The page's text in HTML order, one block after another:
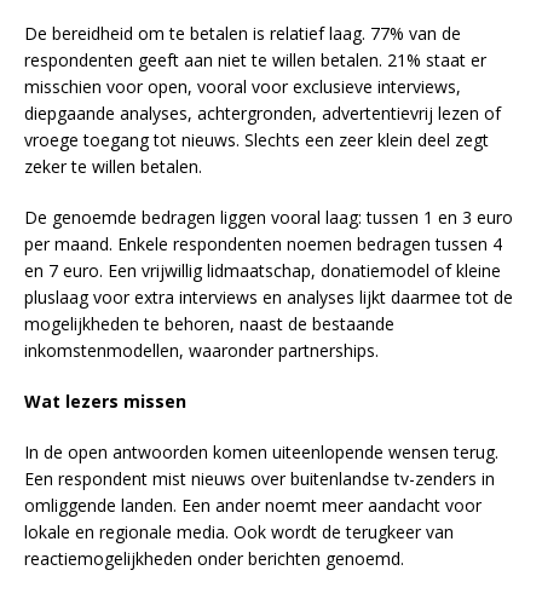
De bereidheid om te betalen is relatief laag. 77% van de
respondenten geeft aan niet te willen betalen. 21% staat er
misschien voor open, vooral voor exclusieve interviews,
diepgaande analyses, achtergronden, advertentievrij lezen of
vroege toegang tot nieuws. Slechts een zeer klein deel zegt
zeker te willen betalen.
De genoemde bedragen liggen vooral laag: tussen 1 en 3 euro
per maand. Enkele respondenten noemen bedragen tussen 4
en 7 euro. Een vrijwillig lidmaatschap, donatiemodel of kleine
pluslaag voor extra interviews en analyses lijkt daarmee tot de
mogelijkheden te behoren, naast de bestaande
inkomstenmodellen, waaronder partnerships.
Wat lezers missen
In de open antwoorden komen uiteenlopende wensen terug.
Een respondent mist nieuws over buitenlandse tv-zenders in
omliggende landen. Een ander noemt meer aandacht voor
lokale en regionale media. Ook wordt de terugkeer van
reactiemogelijkheden onder berichten genoemd.